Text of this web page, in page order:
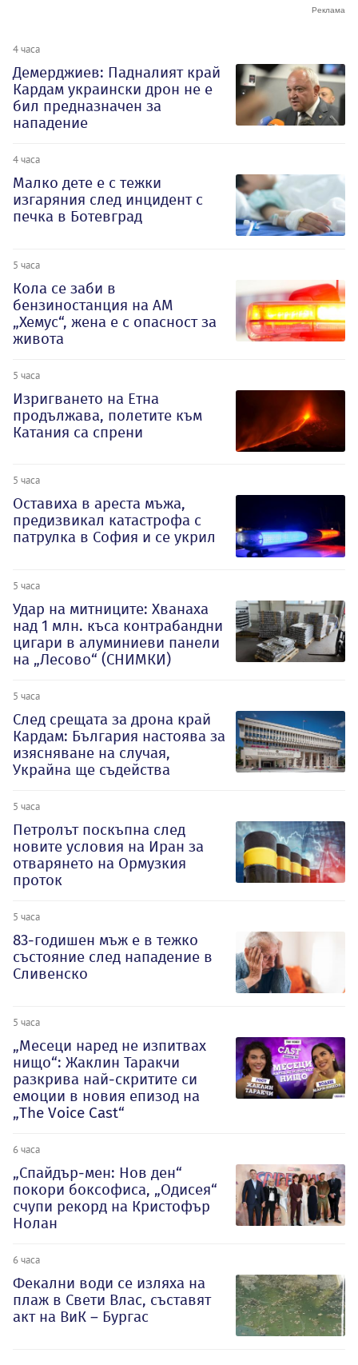
4 часа
Демерджиев: Падналият край
Кардам украински дрон не е
бил предназначен за
нападение
4 часа
Малко дете е с тежки
изгаряния след инцидент с
печка в Ботевград
5 часа
Кола се заби в
бензиностанция на АМ
„Хемус“, жена е с опасност за
живота
5 часа
Изригването на Етна
продължава, полетите към
Катания са спрени
5 часа
Оставиха в ареста мъжа,
предизвикал катастрофа с
патрулка в София и се укрил
5 часа
Удар на митниците: Хванаха
над 1 млн. къса контрабандни
цигари в алуминиеви панели
на „Лесово“ (СНИМКИ)
5 часа
След срещата за дрона край
Кардам: България настоява за
изясняване на случая,
Украйна ще съдейства
5 часа
Петролът поскъпна след
новите условия на Иран за
отварянето на Ормузкия
проток
5 часа
83-годишен мъж е в тежко
състояние след нападение в
Сливенско
5 часа
„Месеци наред не изпитвах
нищо“: Жаклин Таракчи
разкрива най-скритите си
емоции в новия епизод на
„The Voice Cast“
6 часа
„Спайдър-мен: Нов ден“
покори боксофиса, „Одисея“
счупи рекорд на Кристофър
Нолан
6 часа
Фекални води се изляха на
плаж в Свети Влас, съставят
акт на ВиК – Бургас